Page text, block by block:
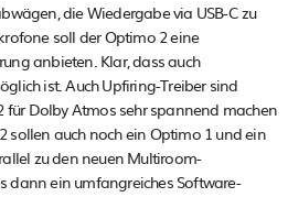
die Wiedergabe via USB-C zu
soll der Optimo 2 eine
anbieten. Klar, dass auch
ist. Auch Upfiring-Treiber sind
für Dolby Atmos sehr spannend machen
sollen auch noch ein Optimo 1 und ein
zu den neuen Multiroom-
dann ein umfangreiches Software-